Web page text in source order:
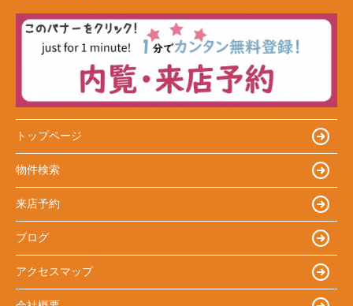
トップページ
物件検索
来店予約
ブログ
アクセスマップ